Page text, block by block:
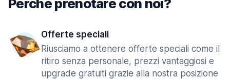
Perché prenotare con noi?
Offerte speciali
Riusciamo a ottenere offerte speciali come il
ritiro senza personale, prezzi vantaggiosi e
upgrade gratuiti grazie alla nostra posizione